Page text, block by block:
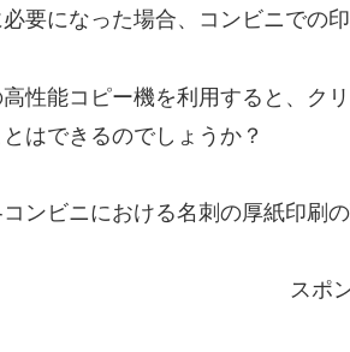
要になった場合、コンビニでの
性能コピー機を利用すると、ク
はできるのでしょうか？
ンビニにおける名刺の厚紙印刷
スポ